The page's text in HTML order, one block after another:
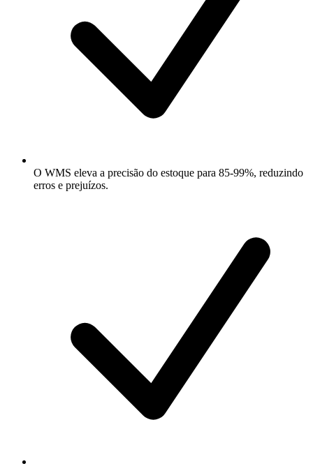
O WMS eleva a precisão do estoque para 85-99%, reduzindo
erros e prejuízos.